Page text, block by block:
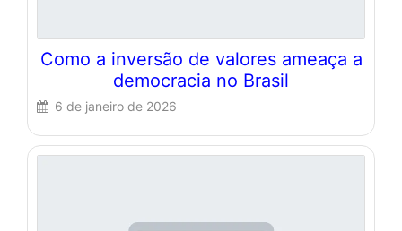
Como a inversão de valores ameaça a
democracia no Brasil
6 de janeiro de 2026